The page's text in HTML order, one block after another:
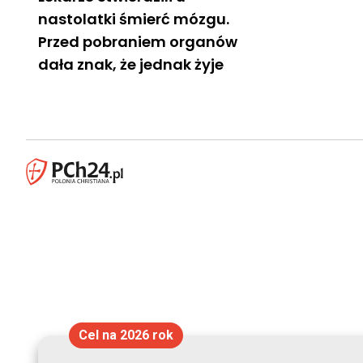
nastolatki śmierć mózgu.
Przed pobraniem organów
dała znak, że jednak żyje
Cel na 2026 rok